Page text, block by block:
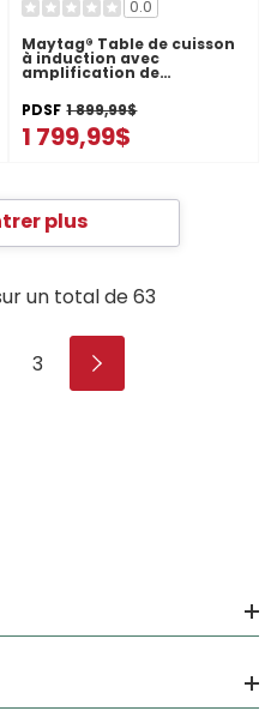
0.0
Maytag® Table de cuisson
à induction avec
amplification de
puissance - 30 po
MCIT8030SB
PDSF 1 899,99$
1 799,99$
plus
un total de63
3